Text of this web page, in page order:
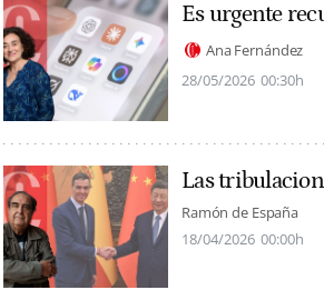
Es urgente
Ana Fernández
28/05/2026 00:30h
Las
Ramón de España
18/04/2026 00:00h